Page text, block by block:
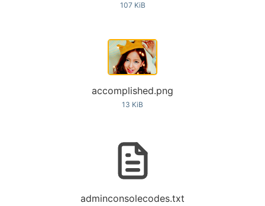
107 KiB
accomplished.png
13 KiB
adminconsolecodes.txt